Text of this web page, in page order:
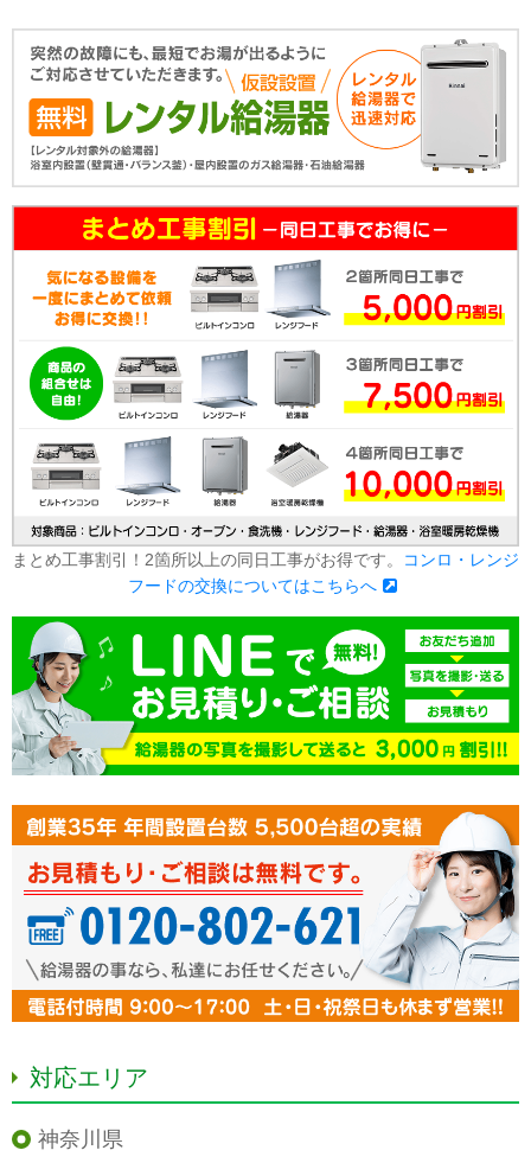
まとめ工事割引！2箇所以上の同日工事がお得です。
コンロ・レンジ
フードの交換についてはこちらへ
対応エリア
神奈川県